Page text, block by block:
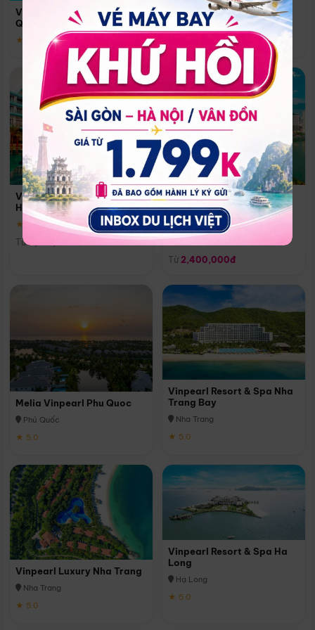
Vinpearl Resort & Spa Phu
Quoc
★ 5.0
Phú Quốc
Vinpearl Resort & Golf Nam
Hội An
★ 5.0
Từ
Melia Vinpearl Danang
Riverfront
Đà Nẵng
Từ 2,400,000đ
Melia Vinpearl Phu Quoc
Phú Quốc
★ 5.0
Vinpearl Resort & Spa Nha
Trang Bay
Nha Trang
★ 5.0
Vinpearl Luxury Nha Trang
Nha Trang
★ 5.0
Vinpearl Resort & Spa Ha
Long
Hạ Long
★ 5.0